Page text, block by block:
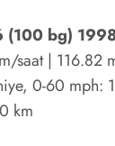
(100 bg)
saat | 116.82
0-60 mph:
km